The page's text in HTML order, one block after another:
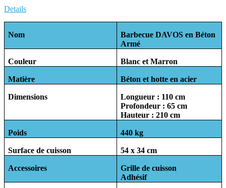
Details
Nom
Barbecue DAVOS en Béton
Armé
Couleur Blanc et Marron
Matière Béton et hotte en acier
Dimensions
Longueur : 110 cm
Profondeur : 65 cm
Hauteur : 210 cm
Poids 440 kg
Surface de cuisson 54 x 34 cm
Accessoires
Grille de cuisson
Adhésif